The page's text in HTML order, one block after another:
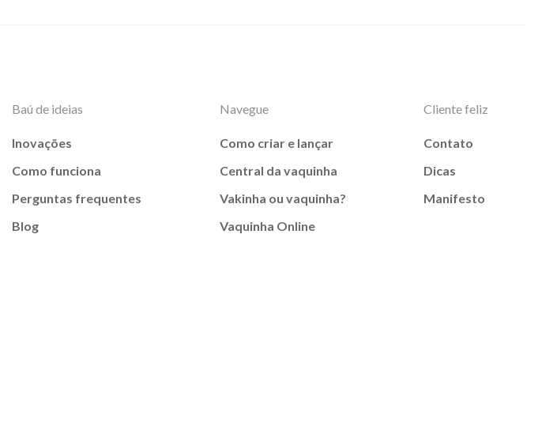
Baú de ideias
Inovações
Como funciona
Perguntas frequentes
Blog
Navegue
Como criar e lançar
Central da vaquinha
Vakinha ou vaquinha?
Vaquinha Online
Cliente feliz
Contato
Dicas
Manifesto